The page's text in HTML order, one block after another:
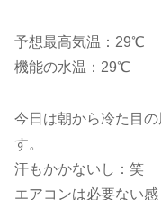
予想最高気温：29℃
機能の水温：29℃
今日は朝から冷た目
す。
汗もかかないし：笑
エアコンは必要ない感